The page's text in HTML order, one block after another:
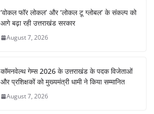
‘वोकल फॉर लोकल’ और ‘लोकल टू ग्लोबल’ के संकल्प को
आगे बढ़ा रही उत्तराखंड सरकार
August 7, 2026
कॉमनवेल्थ गेम्स 2026 के उत्तराखंड के पदक विजेताओं
और प्रशिक्षकों को मुख्यमंत्री धामी ने किया सम्मानित
August 7, 2026